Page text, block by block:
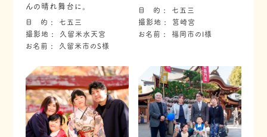
んの晴れ舞台に。
目 的
七五三
撮影地
久留米水天宮
お名前
久留米市のS様
目 的
七五三
撮影地
筥崎宮
お名前
福岡市のI様